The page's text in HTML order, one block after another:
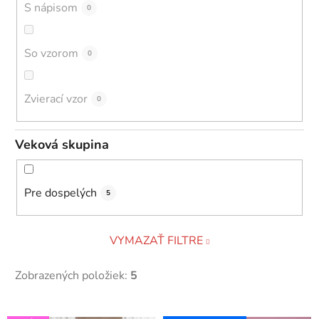
S nápisom 0
So vzorom 0
Zvierací vzor 0
Veková skupina
Pre dospelých 5
VYMAZAŤ FILTRE
Zobrazených položiek: 5